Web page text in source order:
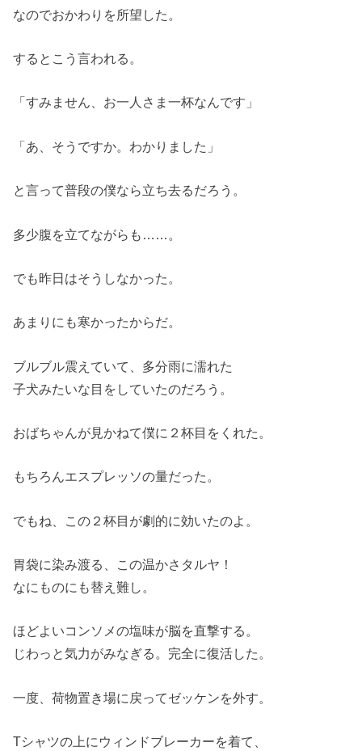
なのでおかわりを所望した。
するとこう言われる。
「すみません、お一人さま一杯なんです」
「あ、そうですか。わかりました」
と言って普段の僕なら立ち去るだろう。
多少腹を立てながらも……。
でも昨日はそうしなかった。
あまりにも寒かったからだ。
ブルブル震えていて、多分雨に濡れた
子犬みたいな目をしていたのだろう。
おばちゃんが見かねて僕に２杯目をくれた。
もちろんエスプレッソの量だった。
でもね、この２杯目が劇的に効いたのよ。
胃袋に染み渡る、この温かさタルヤ！
なにものにも替え難し。
ほどよいコンソメの塩味が脳を直撃する。
じわっと気力がみなぎる。完全に復活した。
一度、荷物置き場に戻ってゼッケンを外す。
Tシャツの上にウィンドブレーカーを着て、